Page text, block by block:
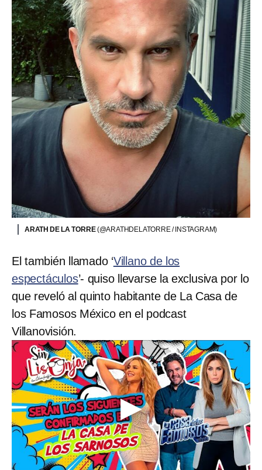
ARATH DE LA TORRE(@ARATHDELATORRE / INSTAGRAM)
El también llamado ‘Villano de los
espectáculos’- quiso llevarse la exclusiva por lo
que reveló al quinto habitante de La Casa de
los Famosos México en el podcast
Villanovisión.